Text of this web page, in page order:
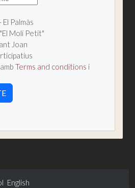
Palmàs
Molí Petit"
Joan
Terms and conditions i
English